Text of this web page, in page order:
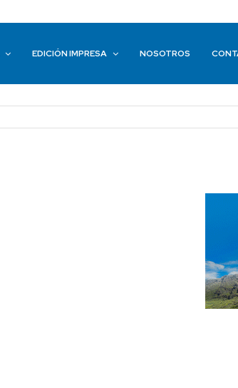
EDICIÓN IMPRESA NOSOTROS